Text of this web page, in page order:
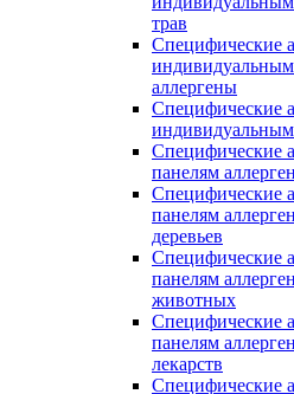
трав
Специфические
аллергены
Специфические
Специфические
панелям
Специфические
панелям
деревьев
Специфические
панелям
животных
Специфические
панелям
лекарств
Специфические